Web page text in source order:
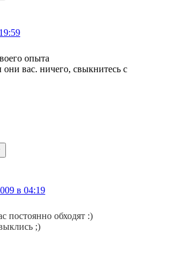
опыта
вас. ничего, свыкнитесь с
в 04:19
постоянно обходят :)
;)